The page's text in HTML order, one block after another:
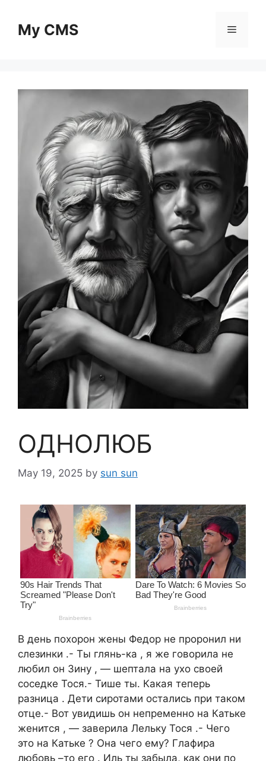
contentMy CMS Menu
ОДНОЛЮБ
May 19, 2025 by sun sun
В день похорон жены Федор не проронил ни
слезинки .- Ты глянь-ка , я же говорила не
любил он Зину , — шептала на ухо своей
соседке Тося.- Тише ты. Какая теперь
разница . Дети сиротами остались при таком
отце.- Вот увидишь он непременно на Катьке
женится , — заверила Лельку Тося .- Чего
это на Катьке ? Она чего ему? Глафира
любовь –то его . Иль ты забыла, как они по